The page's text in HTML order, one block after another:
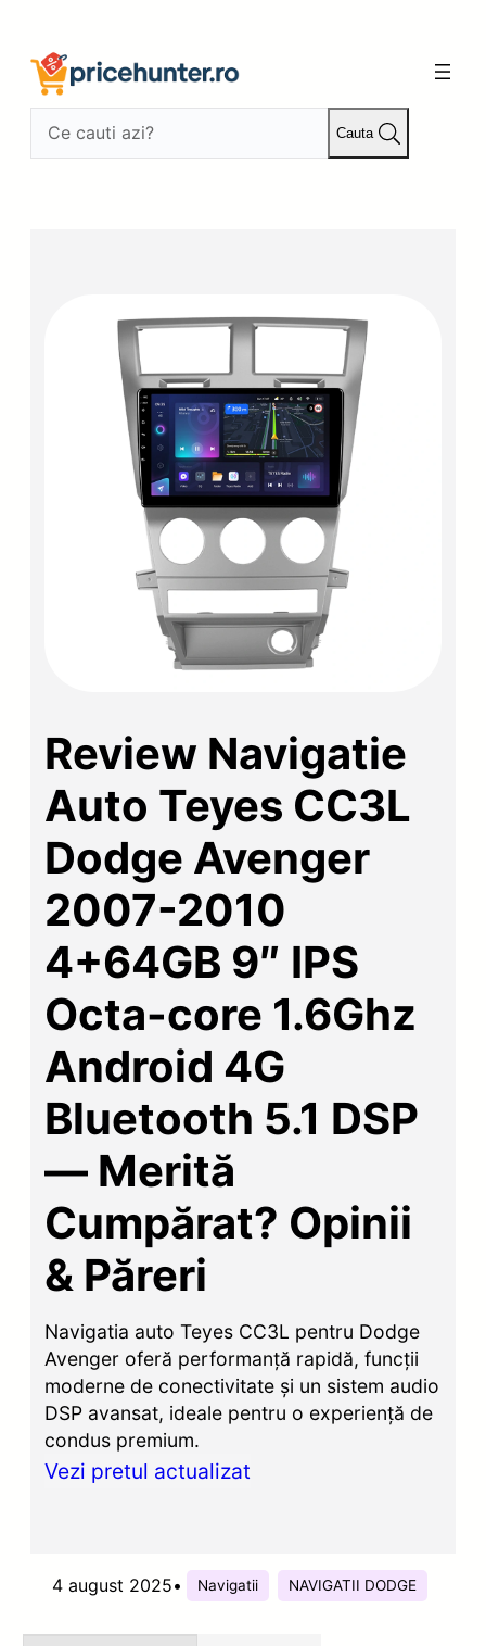
conținut
Cauta
Review Navigatie
Auto Teyes CC3L
Dodge Avenger
2007-2010
4+64GB 9″ IPS
Octa-core 1.6Ghz
Android 4G
Bluetooth 5.1 DSP
— Merită
Cumpărat? Opinii
& Păreri
Navigatia auto Teyes CC3L pentru Dodge
Avenger oferă performanță rapidă, funcții
moderne de conectivitate și un sistem audio
DSP avansat, ideale pentru o experiență de
condus premium.
Vezi pretul actualizat
4 august 2025• Navigatii NAVIGATII DODGE